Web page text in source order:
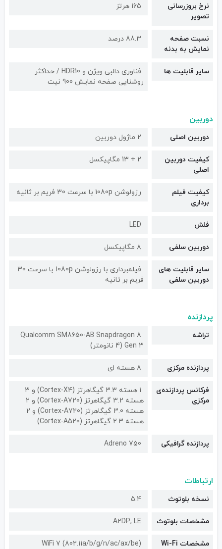
نرخ بروزرسانی
تصویر
165 هرتز
نسبت صفحه
نمایش به بدنه
88.3 درصد
سایر قابلیت ها
فناوری دالبی ویژن و HDR10 / حداکثر
روشنایی صفحه نمایش 900 نیت
دوربین
دوربین اصلی 2 ماژول دوربین
کیفیت دوربین‌
اصلی
2 + 13 مگاپیکسل
کیفیت فیلم
برداری
رزولوشن 1080p با سرعت 30 فریم بر ثانیه
فلش LED
دوربین سلفی ۸ مگاپیکسل
سایر قابلیت های
دوربین سلفی
فیلمبرداری با رزولوشن 1080p با سرعت 30
فریم بر ثانیه
پردازنده
تراشه
Qualcomm SM8650-AB Snapdragon 8
Gen 3 (4 نانومتر)
پردازنده مرکزی 8 هسته ای
فرکانس پردازنده‌ی
مرکزی
1 هسته 3.3 گیگاهرتز (Cortex-X4) و 3
هسته 3.2 گیگاهرتز (Cortex-A720) و 2
هسته 3.0 گیگاهرتز (Cortex-A720) و 2
هسته 2.3 گیگاهرتز (Cortex-A520)
پردازنده گرافیکی Adreno 750
ارتباطات
نسخه بلوتوث 5.4
مشخصات بلوتوث A۲DP, LE
مشخصات Wi-Fi WiFi 7 (802.11a/b/g/n/ac/ax/be)